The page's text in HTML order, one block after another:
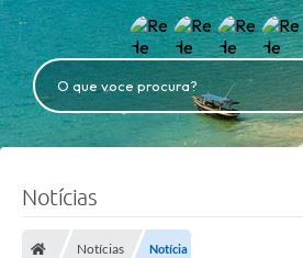
O que voce procura?
Notícias
Notícias Notícia